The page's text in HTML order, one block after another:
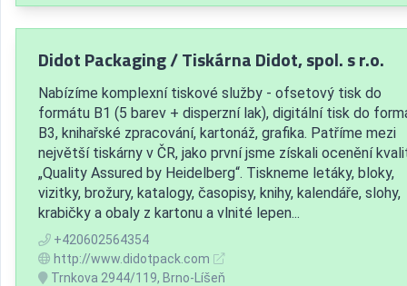
Didot Packaging / Tiskárna Didot, spol. s r.o.
Nabízíme komplexní tiskové služby - ofsetový tisk do
formátu B1 (5 barev + disperzní lak), digitální tisk do
B3, knihařské zpracování, kartonáž, grafika. Patříme mezi
největší tiskárny v ČR, jako první jsme získali ocenění
„Quality Assured by Heidelberg“. Tiskneme letáky, bloky,
vizitky, brožury, katalogy, časopisy, knihy, kalendáře, slohy,
krabičky a obaly z kartonu a vlnité lepen...
+420602564354
http://www.didotpack.com
Trnkova 2944/119, Brno-Líšeň